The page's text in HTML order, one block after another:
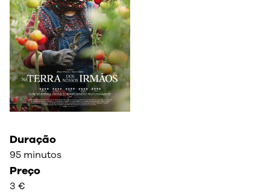
Duração
95 minutos
Preço
3 €